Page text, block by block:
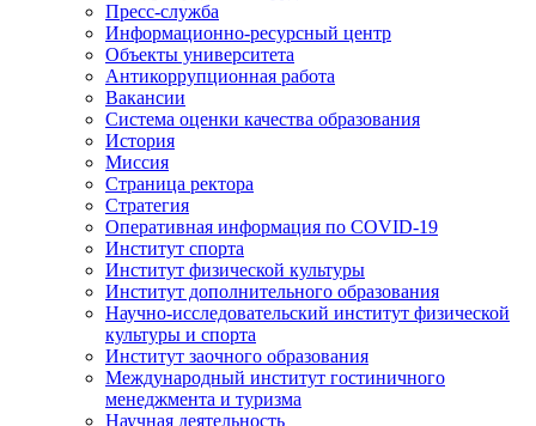
Пресс-служба
Информационно-ресурсный центр
Объекты университета
Антикоррупционная работа
Вакансии
Система оценки качества образования
История
Миссия
Страница ректора
Стратегия
Оперативная информация по COVID-19
Институт спорта
Институт физической культуры
Институт дополнительного образования
Научно-исследовательский институт физической
культуры и спорта
Институт заочного образования
Международный институт гостиничного
менеджмента и туризма
Научная деятельность